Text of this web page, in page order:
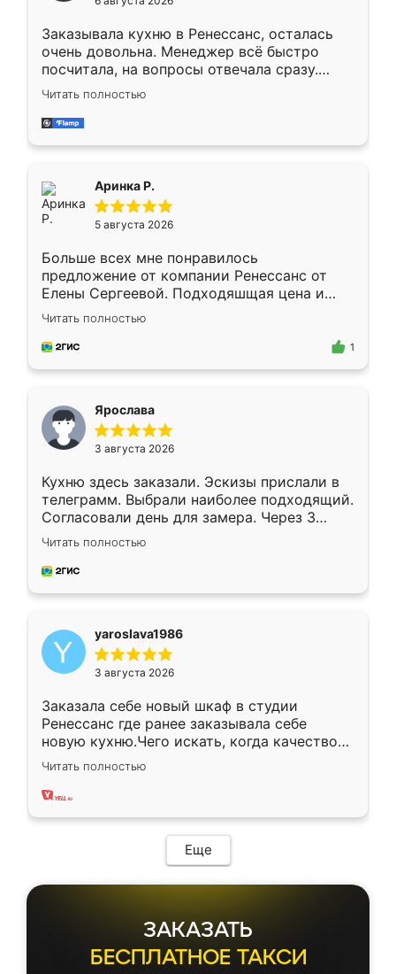
мебели буду заказывать только здесь.
Заказывала кухню в Ренессанс, осталась
очень довольна. Менеджер всё быстро
посчитала, на вопросы отвечала сразу.
Замерщик приехал в субботу, подошёл к
делу со всей ответственностью. Собрали
за день, ребята работали аккуратно, даже
Читать полностью
Аринка Р.
5 августа 2026
Больше всех мне понравилось
предложение от компании Ренессанс от
Елены Сергеевой. Подходяшщая цена и
короткие сроки изготовления. Приехавший
для замера сотрудник Владислав
предложил по моему эскизу самый
Читать полностью
1
Ярослава
3 августа 2026
Кухню здесь заказали. Эскизы прислали в
телеграмм. Выбрали наиболее подходящий.
Согласовали день для замера. Через 3
недели кухня была уже готова. Остались
довольны работой. Спасибо Ренессанс
мебель за качественную работу!
Читать полностью
yaroslava1986
3 августа 2026
Заказала себе новый шкаф в студии
Ренессанс где ранее заказывала себе
новую кухню.Чего искать, когда качеством
вполне довольна. Служит кухня уже почти
два года, нареканий нет.
Читать полностью
Еще
ЗАКАЗАТЬ
БЕСПЛАТНОЕ ТАКСИ